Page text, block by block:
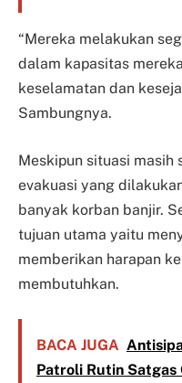
“Mereka melakukan
dalam kapasitas
keselamatan dan
Sambungnya.
Meskipun situasi masih
evakuasi yang
banyak korban banjir.
tujuan utama yaitu
memberikan harapan
membutuhkan.
BACA JUGA
Patroli Rutin Satgas